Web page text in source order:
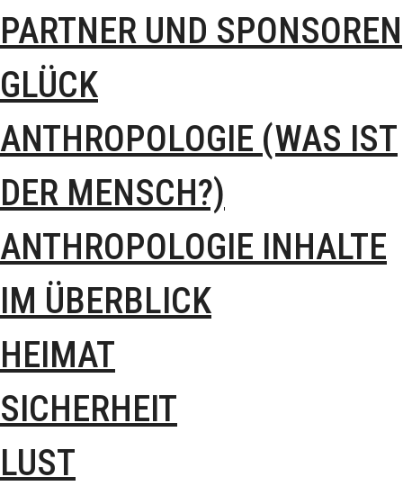
PARTNER UND SPONSOREN
GLÜCK
ANTHROPOLOGIE (WAS IST
DER MENSCH?)
ANTHROPOLOGIE INHALTE
IM ÜBERBLICK
HEIMAT
SICHERHEIT
LUST